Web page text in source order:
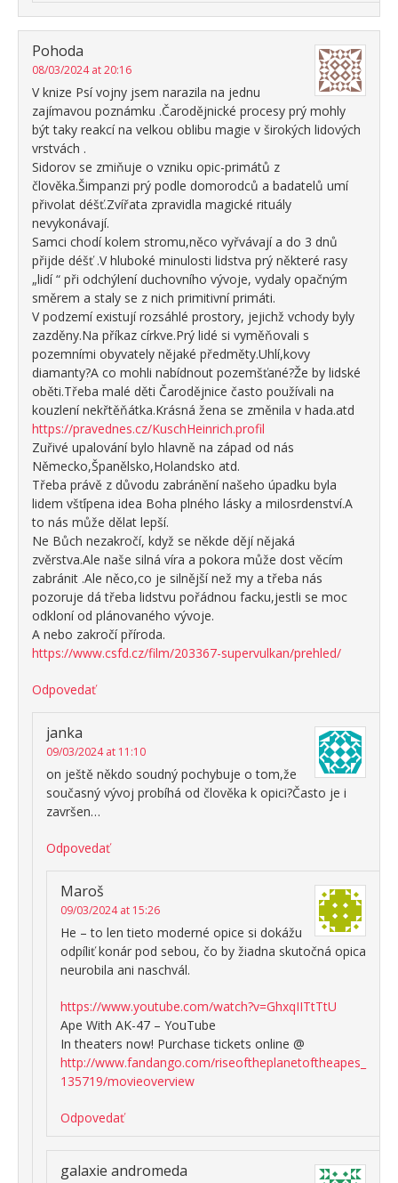
Pohoda
08/03/2024 at 20:16
V knize Psí vojny jsem narazila na jednu
zajímavou poznámku .Čarodějnické procesy prý mohly
být taky reakcí na velkou oblibu magie v širokých lidových
vrstvách .
Sidorov se zmiňuje o vzniku opic-primátů z
člověka.Šimpanzi prý podle domorodců a badatelů umí
přivolat déšť.Zvířata zpravidla magické rituály
nevykonávají.
Samci chodí kolem stromu,něco vyřvávají a do 3 dnů
přijde déšť .V hluboké minulosti lidstva prý některé rasy
„lidí “ při odchýlení duchovního vývoje, vydaly opačným
směrem a staly se z nich primitivní primáti.
V podzemí existují rozsáhlé prostory, jejichž vchody byly
zazděny.Na příkaz církve.Prý lidé si vyměňovali s
pozemními obyvately nějaké předměty.Uhlí,kovy
diamanty?A co mohli nabídnout pozemšťané?Že by lidské
oběti.Třeba malé děti Čarodějnice často používali na
kouzlení nekřtěňátka.Krásná žena se změnila v hada.atd
https://pravednes.cz/KuschHeinrich.profil
Zuřivé upalování bylo hlavně na západ od nás
Německo,Španělsko,Holandsko atd.
Třeba právě z důvodu zabránění našeho úpadku byla
lidem všťípena idea Boha plného lásky a milosrdenství.A
to nás může dělat lepší.
Ne Bůch nezakročí, když se někde dějí nějaká
zvěrstva.Ale naše silná víra a pokora může dost věcím
zabránit .Ale něco,co je silnější než my a třeba nás
pozoruje dá třeba lidstvu pořádnou facku,jestli se moc
odkloní od plánovaného vývoje.
A nebo zakročí příroda.
https://www.csfd.cz/film/203367-supervulkan/prehled/
Odpovedať
janka
09/03/2024 at 11:10
on ještě někdo soudný pochybuje o tom,že
současný vývoj probíhá od člověka k opici?Často je i
završen…
Odpovedať
Maroš
09/03/2024 at 15:26
He – to len tieto moderné opice si dokážu
odpíliť konár pod sebou, čo by žiadna skutočná opica
neurobila ani naschvál.
https://www.youtube.com/watch?v=GhxqIITtTtU
Ape With AK-47 – YouTube
In theaters now! Purchase tickets online @
http://www.fandango.com/riseoftheplanetoftheapes_
135719/movieoverview
Odpovedať
galaxie andromeda